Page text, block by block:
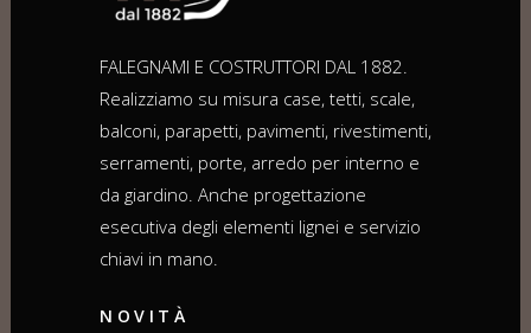
FALEGNAMI E COSTRUTTORI DAL 1882.
Realizziamo su misura case, tetti, scale,
balconi, parapetti, pavimenti, rivestimenti,
serramenti, porte, arredo per interno e
da giardino. Anche progettazione
esecutiva degli elementi lignei e servizio
chiavi in mano.
NOVITÀ